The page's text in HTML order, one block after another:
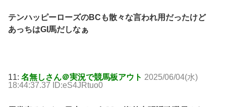
テンハッピーローズのBCも散々な言われ用だったけど
あっちはGI馬だしなぁ
11: 名無しさん＠実況で競馬板アウト 2025/06/04(水)
18:44:37.37 ID:eS4JRtuo0